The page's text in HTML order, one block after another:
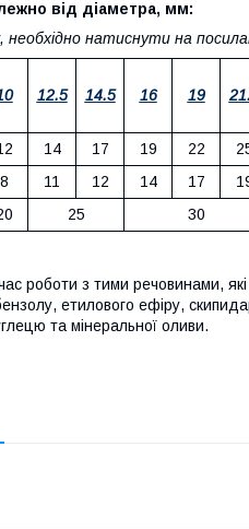
від діаметра, мм:
натиснути на
12.5 14.5 16 19
14 17 19 22
8 11 12 14 17
25 30
роботи з тими речовинами,
етилового ефіру,
та мінеральної оливи.